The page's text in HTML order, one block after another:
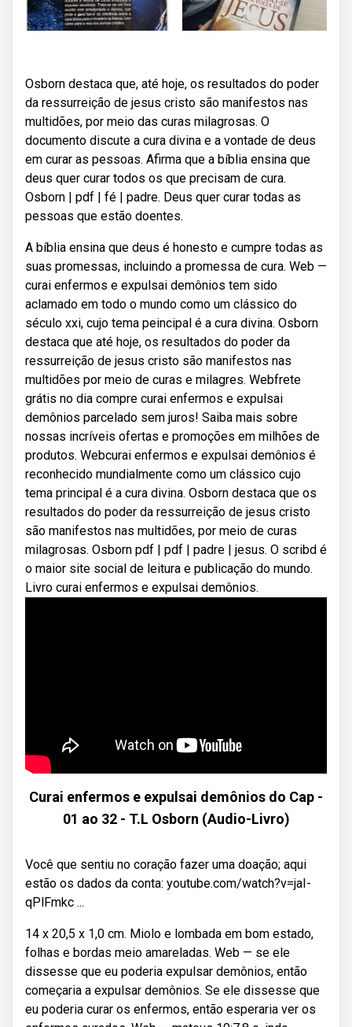
Osborn destaca que, até hoje, os resultados do poder
da ressurreição de jesus cristo são manifestos nas
multidões, por meio das curas milagrosas. O
documento discute a cura divina e a vontade de deus
em curar as pessoas. Afirma que a bíblia ensina que
deus quer curar todos os que precisam de cura.
Osborn | pdf | fé | padre. Deus quer curar todas as
pessoas que estão doentes.
A bíblia ensina que deus é honesto e cumpre todas as
suas promessas, incluindo a promessa de cura. Web —
curai enfermos e expulsai demônios tem sido
aclamado em todo o mundo como um clássico do
século xxi, cujo tema peincipal é a cura divina. Osborn
destaca que até hoje, os resultados do poder da
ressurreição de jesus cristo são manifestos nas
multidões por meio de curas e milagres. Webfrete
grátis no dia compre curai enfermos e expulsai
demônios parcelado sem juros! Saiba mais sobre
nossas incríveis ofertas e promoções em milhões de
produtos. Webcurai enfermos e expulsai demônios é
reconhecido mundialmente como um clássico cujo
tema principal é a cura divina. Osborn destaca que os
resultados do poder da ressurreição de jesus cristo
são manifestos nas multidões, por meio de curas
milagrosas. Osborn pdf | pdf | padre | jesus. O scribd é
o maior site social de leitura e publicação do mundo.
Livro curai enfermos e expulsai demônios.
Curai enfermos e expulsai demônios do Cap -
01 ao 32 - T.L Osborn (Audio-Livro)
Você que sentiu no coração fazer uma doação; aqui
estão os dados da conta: youtube.com/watch?v=jaI-
qPlFmkc ...
14 x 20,5 x 1,0 cm. Miolo e lombada em bom estado,
folhas e bordas meio amareladas. Web — se ele
dissesse que eu poderia expulsar demônios, então
começaria a expulsar demônios. Se ele dissesse que
eu poderia curar os enfermos, então esperaria ver os